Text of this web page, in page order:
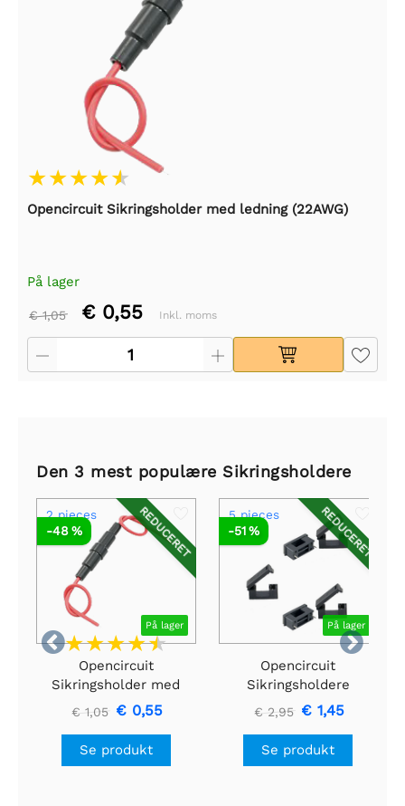
Opencircuit Sikringsholder med ledning (22AWG)
På lager
€ 1,05 € 0,55 Inkl. moms
Den 3 mest populære Sikringsholdere


REDUCERET
2 pieces
På lager
-48 %
Opencircuit
Sikringsholder med
ledning (22AWG)
€ 1,05 € 0,55
Se produkt
REDUCERET
5 pieces
På lager
-51 %
Opencircuit
Sikringsholdere
5x20mm PCB
montering - 5 stk
€ 2,95 € 1,45
Se produkt